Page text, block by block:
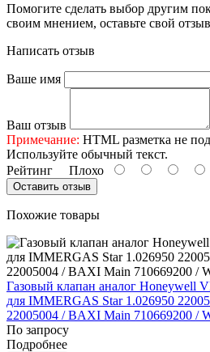
Помогите сделать выбор другим
своим мнением, оставьте свой отзыв
Написать отзыв
Ваше имя
Ваш отзыв
Примечание: HTML разметка не
Используйте обычный текст.
Рейтинг Плохо
Оставить отзыв
Похожие товары
Газовый клапан аналог Honeywell
для IMMERGAS Star 1.026950
22005004 / BAXI Main 710669200 /
По запросу
Подробнее